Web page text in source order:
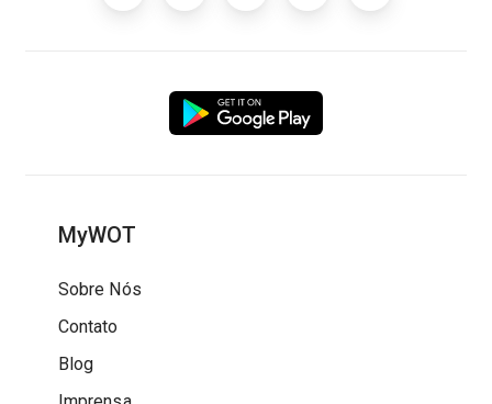
MyWOT
Sobre Nós
Contato
Blog